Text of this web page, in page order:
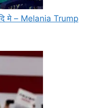
मे – Melania Trump